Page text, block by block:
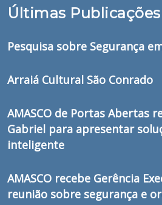
Últimas Publicações
Pesquisa sobre Segurança
Arraiá Cultural São Conrado
AMASCO de Portas Abertas
Gabriel para apresentar
inteligente
AMASCO recebe Gerência
reunião sobre segurança e